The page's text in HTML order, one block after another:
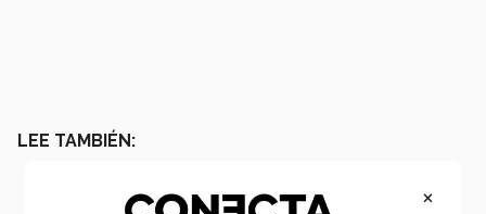
LEE TAMBIÉN:
×